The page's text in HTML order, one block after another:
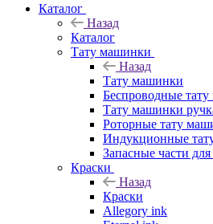
Каталог
Назад
Каталог
Тату машинки
Назад
Тату машинки
Беспроводные
Тату машинки
Роторные тату
Индукционные
Запасные части
Краски
Назад
Краски
Allegory ink